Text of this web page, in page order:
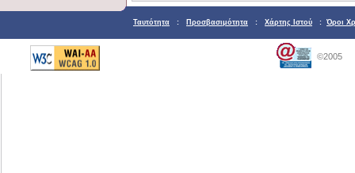
Ταυτότητα : Προσβασιμότητα : Χάρτης Ιστού : Όροι
©2005